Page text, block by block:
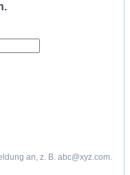
an, z. B. abc@xyz.com.